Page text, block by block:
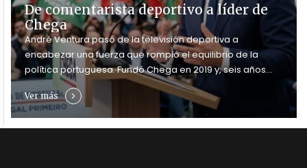
De comentarista deportivo a líder de
Chega
André Ventura pasó de la televisión deportiva a
encabezar una fuerza que rompió el equilibrio de la
política portuguesa. Fundó Chega en 2019 y, seis años
después, el partido alcanzó 60 diputados y se convirtió
en la principal oposición parlamentaria
Ver más